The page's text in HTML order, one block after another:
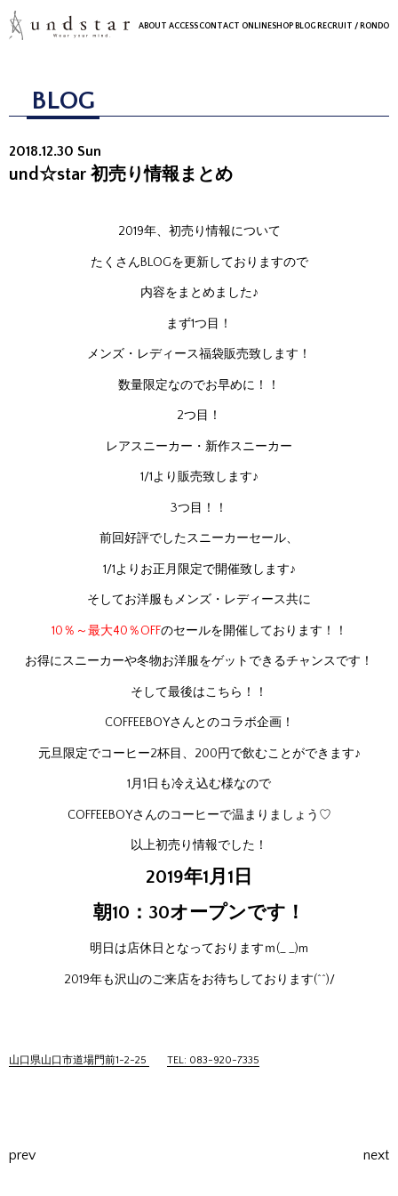
ABOUT ACCESSCONTACT ONLINESHOP BLOG RECRUIT / RONDO
BLOG
2018.12.30 Sun
und☆star 初売り情報まとめ
2019年、初売り情報について
たくさんBLOGを更新しておりますので
内容をまとめました♪
まず1つ目！
メンズ・レディース福袋販売致します！
数量限定なのでお早めに！！
2つ目！
レアスニーカー・新作スニーカー
1/1より販売致します♪
3つ目！！
前回好評でしたスニーカーセール、
1/1よりお正月限定で開催致します♪
そしてお洋服もメンズ・レディース共に
10％～最大40％OFFのセールを開催しております！！
お得にスニーカーや冬物お洋服をゲットできるチャンスです！
そして最後はこちら！！
COFFEEBOYさんとのコラボ企画！
元旦限定でコーヒー2杯目、200円で飲むことができます♪
1月1日も冷え込む様なので
COFFEEBOYさんのコーヒーで温まりましょう♡
以上初売り情報でした！
2019年1月1日
朝10：30オープンです！
明日は店休日となっておりますｍ(_ _)m
2019年も沢山のご来店をお待ちしております(^^)/
山口県山口市道場門前1-2-25 TEL: 083-920-7335
prev next